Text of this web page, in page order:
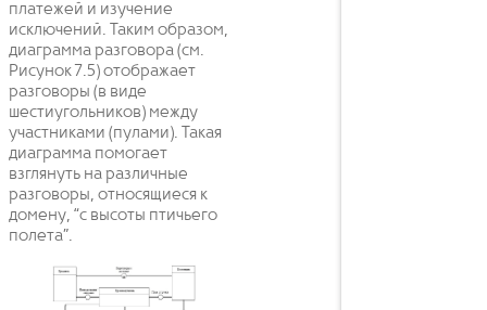
платежей и изучение
исключений. Таким образом,
диаграмма разговора (см.
Рисунок 7.5) отображает
разговоры (в виде
шестиугольников) между
участниками (пулами). Такая
диаграмма помогает
взглянуть на различные
разговоры, относящиеся к
домену, “с высоты птичьего
полета”.